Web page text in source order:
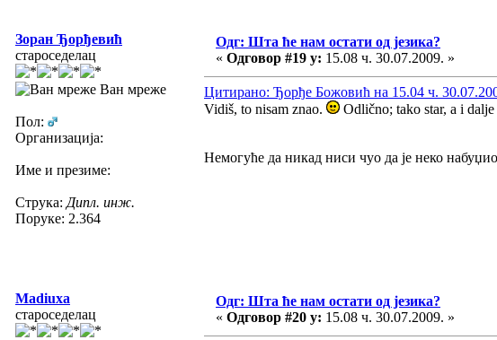
Зоран Ђорђевић
староседелац
Ван мреже
Пол:
Организација:
Име и презиме:
Струка: Дипл. инж.
Поруке: 2.364
Одг: Шта ће нам остати од језика?
« Одговор #19 у: 15.08 ч. 30.07.2009. »
Цитирано: Ђорђе Божовић на 15.04 ч.
Vidiš, to nisam znao.
Odlično; tako star, a i
Немогуће да никад ниси чуо да је неко
Madiuxa
староседелац
Одг: Шта ће нам остати од језика?
« Одговор #20 у: 15.08 ч. 30.07.2009. »